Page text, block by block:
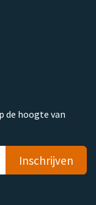
de hoogte van
Inschrijven